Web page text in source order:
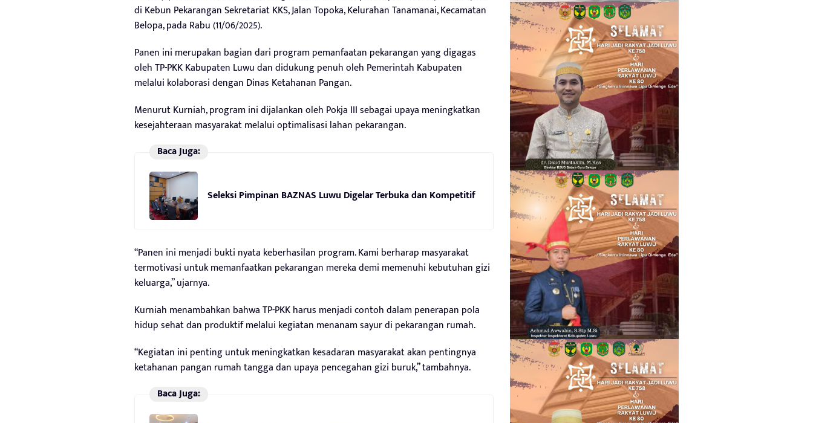
di Kebun Pekarangan Sekretariat KKS, Jalan Topoka, Kelurahan Tanamanai, Kecamatan
Belopa, pada Rabu (11/06/2025).
Panen ini merupakan bagian dari program pemanfaatan pekarangan yang digagas
oleh TP-PKK Kabupaten Luwu dan didukung penuh oleh Pemerintah Kabupaten
melalui kolaborasi dengan Dinas Ketahanan Pangan.
Menurut Kurniah, program ini dijalankan oleh Pokja III sebagai upaya meningkatkan
kesejahteraan masyarakat melalui optimalisasi lahan pekarangan.
Baca Juga:
Seleksi Pimpinan BAZNAS Luwu Digelar Terbuka dan Kompetitif
“Panen ini menjadi bukti nyata keberhasilan program. Kami berharap masyarakat
termotivasi untuk memanfaatkan pekarangan mereka demi memenuhi kebutuhan gizi
keluarga,” ujarnya.
Kurniah menambahkan bahwa TP-PKK harus menjadi contoh dalam penerapan pola
hidup sehat dan produktif melalui kegiatan menanam sayur di pekarangan rumah.
“Kegiatan ini penting untuk meningkatkan kesadaran masyarakat akan pentingnya
ketahanan pangan rumah tangga dan upaya pencegahan gizi buruk,” tambahnya.
Baca Juga: